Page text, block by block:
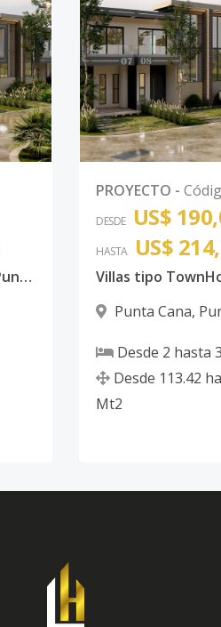
Villas tipo TownHouses en Punta cana
PROYECTO -
DESDE US$
HASTA US$
Punta Cana,
Desde 2 hasta 3
Desde 113.42
Mt2